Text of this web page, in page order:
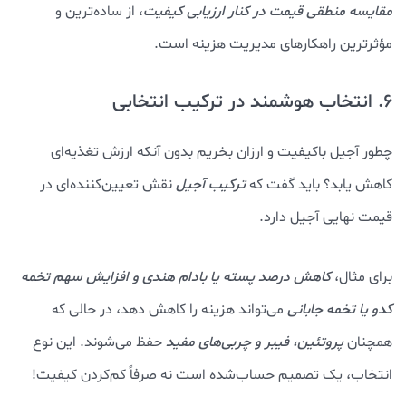
مقایسه منطقی قیمت در کنار ارزیابی کیفیت، از ساده‌ترین و
مؤثرترین راهکارهای مدیریت هزینه است.
6. انتخاب هوشمند در ترکیب انتخابی
چطور آجیل باکیفیت و ارزان بخریم بدون آنکه ارزش تغذیه‌ای
کاهش یابد؟ باید گفت کهترکیب آجیلنقش تعیین‌کننده‌ای در
قیمت نهایی آجیل دارد.
برای مثال،کاهش درصد پسته یا بادام هندی و افزایش سهم تخمه
کدو یا تخمه جابانی می‌تواند هزینه را کاهش دهد، در حالی که
همچنانپروتئین، فیبر و چربی‌های مفیدحفظ می‌شوند. این نوع
انتخاب، یک تصمیم حساب‌شده است نه صرفاً کم‌کردن کیفیت!